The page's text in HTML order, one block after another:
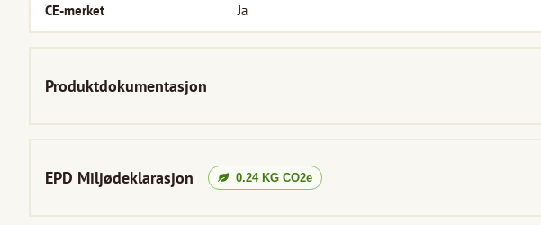
CE-merket Ja
Produktdokumentasjon
EPD Miljødeklarasjon 0.24KG CO2e